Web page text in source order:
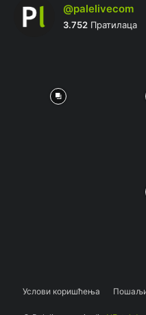
@palelivecom
3.752 Пратилаца
Услови коришћења